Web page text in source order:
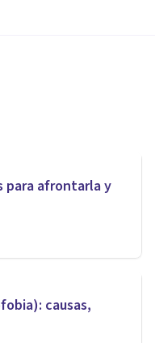
para afrontarla y
causas,
Cortés